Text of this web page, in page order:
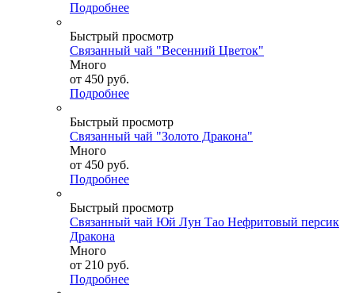
Подробнее
Быстрый просмотр
Связанный чай "Весенний Цветок"
Много
от 450 руб.
Подробнее
Быстрый просмотр
Связанный чай "Золото Дракона"
Много
от 450 руб.
Подробнее
Быстрый просмотр
Связанный чай Юй Лун Тао Нефритовый персик
Дракона
Много
от 210 руб.
Подробнее